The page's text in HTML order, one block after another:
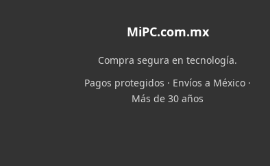
MiPC.com.mx
Compra segura en tecnología.
Pagos protegidos · Envíos a México ·
Más de 30 años